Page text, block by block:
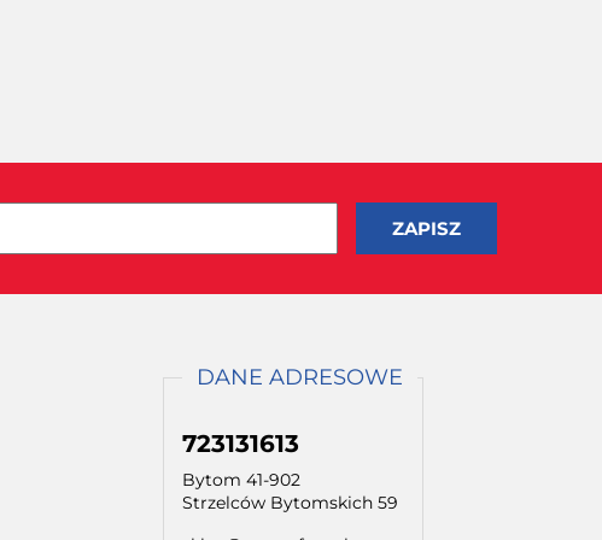
DANE ADRESOWE
723131613
Bytom 41-902
Strzelców Bytomskich 59